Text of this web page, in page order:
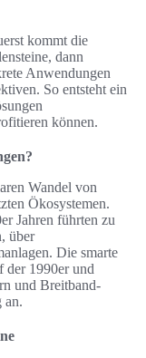
kommt die
dann
Anwendungen
So entsteht ein
können.
Wandel von
Ökosystemen.
Jahren führten zu
über
Die smarte
der 1990er und
und Breitband-
an.